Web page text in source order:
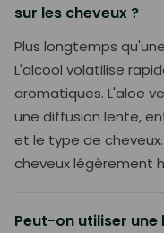
sur les cheveux ?
Plus longtemps
L'alcool volatilise
aromatiques. L'aloe
une diffusion lente,
et le type de
cheveux légèrement
Peut-on utiliser